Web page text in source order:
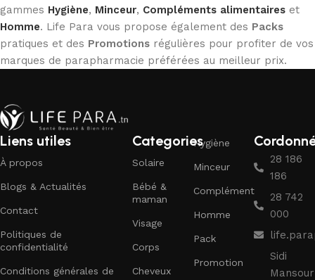
gammes Hygiène, Minceur, Compléments alimentaires et
Homme. Life Para vous propose également des Packs
pratiques et des Promotions régulières pour profiter de vos
marques de parapharmacie préférées au meilleur prix.
Liens utiles
À propos
Blogs & Actualités
Contact
Politiques de
confidentialité
Conditions générales de
Categories
Solaire
Bébé &
maman
Visage
Corps
Cheveux
Hygiène
Minceur
Complément
Homme
Pack
Promotion
28 186
186
28 742
000
Sidi
Mansour